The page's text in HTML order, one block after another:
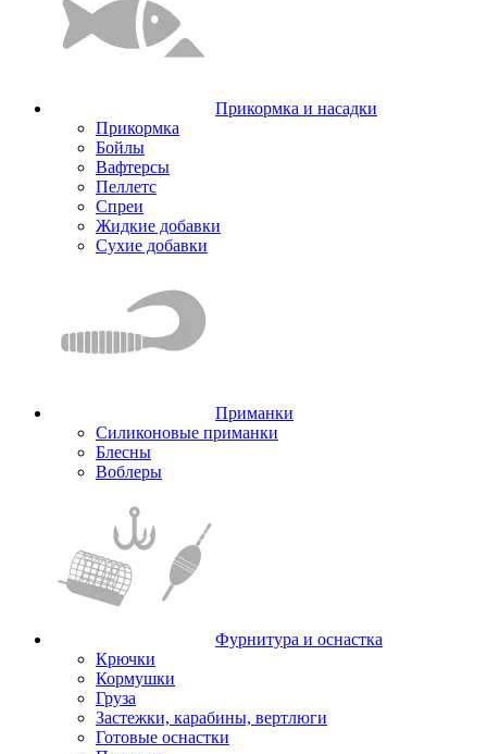
Прикормка и насадки
Прикормка
Бойлы
Вафтерсы
Пеллетс
Спреи
Жидкие добавки
Сухие добавки
Приманки
Силиконовые приманки
Блесны
Воблеры
Фурнитура и оснастка
Крючки
Кормушки
Груза
Застежки, карабины, вертлюги
Готовые оснастки